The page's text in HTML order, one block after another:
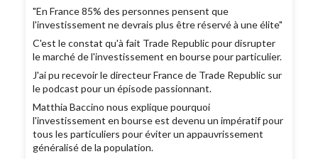
"En France 85% des personnes pensent que
l'investissement ne devrais plus être réservé à une élite"
C'est le constat qu'à fait Trade Republic pour disrupter
le marché de l'investissement en bourse pour particulier.
J'ai pu recevoir le directeur France de Trade Republic sur
le podcast pour un épisode passionnant.
Matthia Baccino nous explique pourquoi
l'investissement en bourse est devenu un impératif pour
tous les particuliers pour éviter un appauvrissement
généralisé de la population.